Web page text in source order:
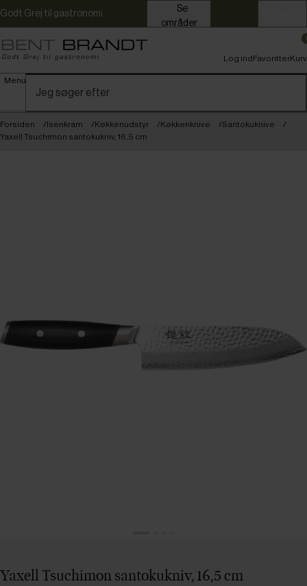
Godt Grej til gastronomi
områder
Menu
Log indFavoritterKurv
Forsiden Isenkram Køkkenudstyr Køkkenknive
Santokuknive
Yaxell Tsuchimon santokukniv, 16,5 cm
Yaxell Tsuchimon santokukniv, 16,5 cm